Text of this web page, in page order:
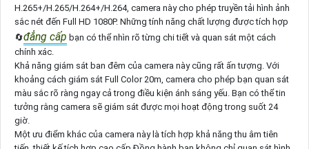
H.265+/H.265/H.264+/H.264, camera này cho phép truyền tải hình ảnh
sắc nét đến Full HD 1080P. Những tính năng chất lượng được tích hợp
🔄đẳng cấp bạn có thể nhìn rõ từng chi tiết và quan sát một cách
chính xác.
Khả năng giám sát ban đêm của camera này cũng rất ấn tượng. Với
khoảng cách giám sát Full Color 20m, camera cho phép bạn quan sát
màu sắc rõ ràng ngay cả trong điều kiện ánh sáng yếu. Bạn có thể tin
tưởng rằng camera sẽ giám sát được mọi hoạt động trong suốt 24
giờ.
Một ưu điểm khác của camera này là tích hợp khả năng thu âm tiên